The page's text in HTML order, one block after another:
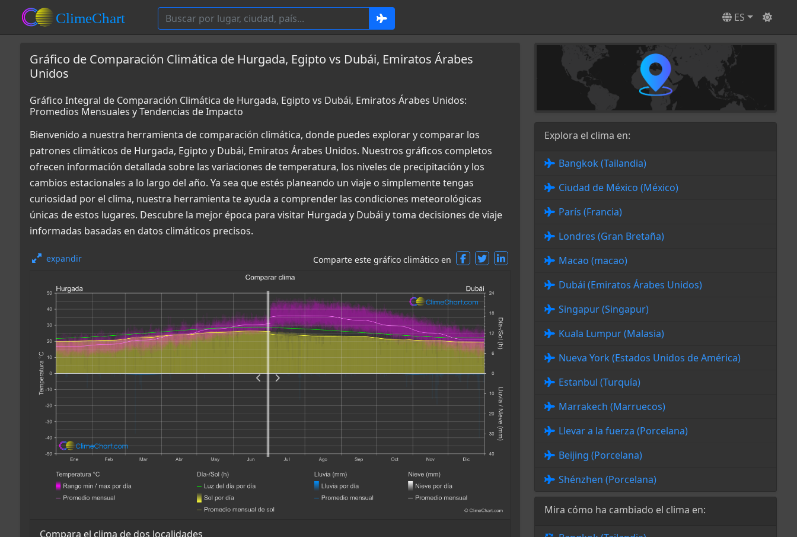
ES
Gráfico de Comparación Climática de Hurgada, Egipto vs Dubái, Emiratos Árabes
Unidos
Gráfico Integral de Comparación Climática de Hurgada, Egipto vs Dubái, Emiratos Árabes Unidos:
Promedios Mensuales y Tendencias de Impacto
Bienvenido a nuestra herramienta de comparación climática, donde puedes explorar y comparar los
patrones climáticos de Hurgada, Egipto y Dubái, Emiratos Árabes Unidos. Nuestros gráficos completos
ofrecen información detallada sobre las variaciones de temperatura, los niveles de precipitación y los
cambios estacionales a lo largo del año. Ya sea que estés planeando un viaje o simplemente tengas
curiosidad por el clima, nuestra herramienta te ayuda a comprender las condiciones meteorológicas
únicas de estos lugares. Descubre la mejor época para visitar Hurgada y Dubái y toma decisiones de viaje
informadas basadas en datos climáticos precisos.
expandir Comparte este gráfico climático en
Compara el clima de dos localidades
Explora el clima en:
Bangkok (Tailandia)
Ciudad de México (México)
París (Francia)
Londres (Gran Bretaña)
Macao (macao)
Dubái (Emiratos Árabes Unidos)
Singapur (Singapur)
Kuala Lumpur (Malasia)
Nueva York (Estados Unidos de América)
Estanbul (Turquía)
Marrakech (Marruecos)
Llevar a la fuerza (Porcelana)
Beijing (Porcelana)
Shénzhen (Porcelana)
Mira cómo ha cambiado el clima en: